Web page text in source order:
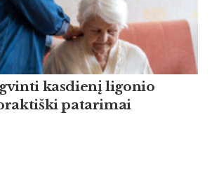
kasdienį ligonio
patarimai